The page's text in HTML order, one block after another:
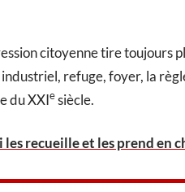
citoyenne tire toujours
refuge, foyer, la
du XXIesiècle.
recueille et les prend en